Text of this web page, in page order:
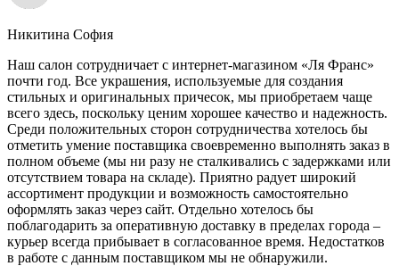
Никитина София
Наш салон сотрудничает с интернет-магазином «Ля Франс»
почти год. Все украшения, используемые для создания
стильных и оригинальных причесок, мы приобретаем чаще
всего здесь, поскольку ценим хорошее качество и надежность.
Среди положительных сторон сотрудничества хотелось бы
отметить умение поставщика своевременно выполнять заказ в
полном объеме (мы ни разу не сталкивались с задержками или
отсутствием товара на складе). Приятно радует широкий
ассортимент продукции и возможность самостоятельно
оформлять заказ через сайт. Отдельно хотелось бы
поблагодарить за оперативную доставку в пределах города –
курьер всегда прибывает в согласованное время. Недостатков
в работе с данным поставщиком мы не обнаружили.